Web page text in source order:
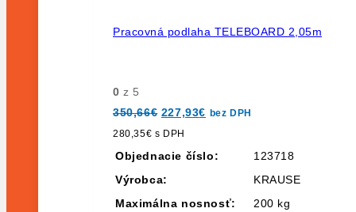
Pracovná podlaha TELEBOARD 2,05m
0 z 5
350,66€ Pôvodná
cena
bola:
227,93€ Aktuálna
cena
bez DPH
280,35€ s DPH
Objednacie číslo:
123718
Výrobca:
KRAUSE
Maximálna nosnosť:
200 kg